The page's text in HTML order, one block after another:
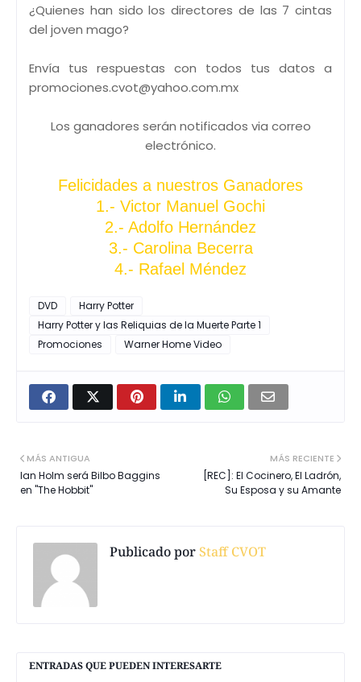
¿Quienes han sido los directores de las 7 cintas
del joven mago?
Envía tus respuestas con todos tus datos a
promociones.cvot@yahoo.com.mx
Los ganadores serán notificados via correo
electrónico.
Felicidades a nuestros Ganadores
1.- Victor Manuel Gochi
2.- Adolfo Hernández
3.- Carolina Becerra
4.- Rafael Méndez
DVD
Harry Potter
Harry Potter y las Reliquias de la Muerte Parte 1
Promociones
Warner Home Video
MÁS RECIENTE
[REC]: El Cocinero, El Ladrón,
Su Esposa y su Amante
MÁS ANTIGUA
Ian Holm será Bilbo Baggins
en "The Hobbit"
Publicado porStaff CVOT
ENTRADAS QUE PUEDEN INTERESARTE